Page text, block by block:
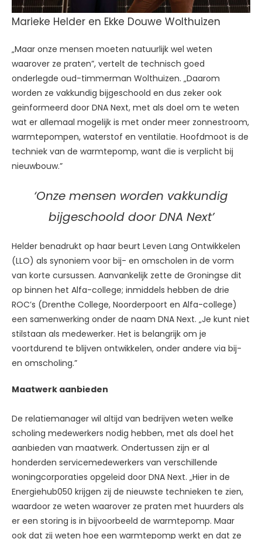
Marieke Helder en Ekke Douwe Wolthuizen
„Maar onze mensen moeten natuurlijk wel weten
waarover ze praten”, vertelt de technisch goed
onderlegde oud-timmerman Wolthuizen. „Daarom
worden ze vakkundig bijgeschoold en dus zeker ook
geïnformeerd door DNA Next, met als doel om te weten
wat er allemaal mogelijk is met onder meer zonnestroom,
warmtepompen, waterstof en ventilatie. Hoofdmoot is de
techniek van de warmtepomp, want die is verplicht bij
nieuwbouw.”
‘Onze mensen worden vakkundig
bijgeschoold door DNA Next’
Helder benadrukt op haar beurt Leven Lang Ontwikkelen
(LLO) als synoniem voor bij- en omscholen in de vorm
van korte cursussen. Aanvankelijk zette de Groningse dit
op binnen het Alfa-college; inmiddels hebben de drie
ROC’s (Drenthe College, Noorderpoort en Alfa-college)
een samenwerking onder de naam DNA Next. „Je kunt niet
stilstaan als medewerker. Het is belangrijk om je
voortdurend te blijven ontwikkelen, onder andere via bij-
en omscholing.”
Maatwerk aanbieden
De relatiemanager wil altijd van bedrijven weten welke
scholing medewerkers nodig hebben, met als doel het
aanbieden van maatwerk. Ondertussen zijn er al
honderden servicemedewerkers van verschillende
woningcorporaties opgeleid door DNA Next. „Hier in de
Energiehub050 krijgen zij de nieuwste technieken te zien,
waardoor ze weten waarover ze praten met huurders als
er een storing is in bijvoorbeeld de warmtepomp. Maar
ook dat zij weten hoe een warmtepomp werkt en dat ze